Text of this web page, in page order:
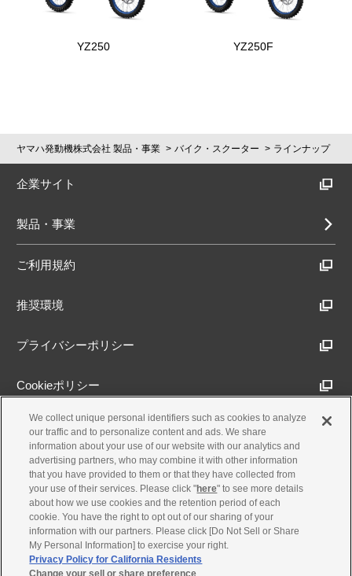
YZ250 YZ250F
ヤマハ発動機株式会社 製品・事業 バイク・スクーター ラインナップ
企業サイト
製品・事業
ご利用規約
推奨環境
プライバシーポリシー
Cookieポリシー
アクセシビリティ方針
古物営業法に基づく表示
製品・事業のお問合せ
We collect unique personal identifiers such as cookies to analyze
our traffic and to personalize content and ads. We share
information about your use of our website with our analytics and
advertising partners, who may combine it with other information
that you have provided to them or that they have collected from
your use of their services. Please click "here" to see more details
about how we use cookies and the retention period of each
cookie. You have the right to opt out of our sharing of your
information with our partners. Please click [Do Not Sell or Share
My Personal Information] to exercise your right.
Privacy Policy for California Residents
Change your sell or share preference